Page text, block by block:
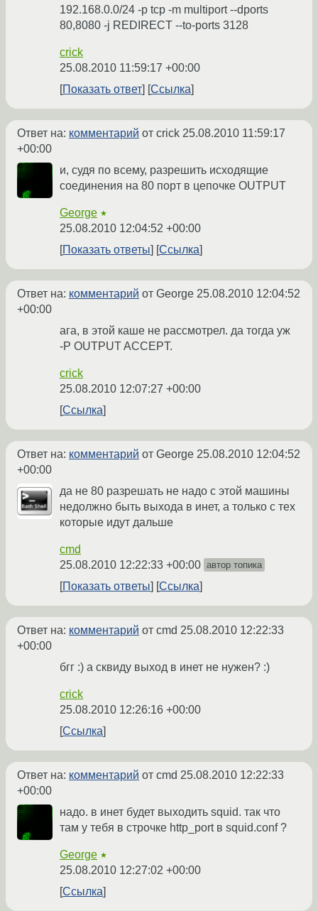
192.168.0.0/24 -p tcp -m multiport --dports
80,8080 -j REDIRECT --to-ports 3128
crick
25.08.2010 11:59:17 +00:00
Показать ответ
Ссылка
Ответ на: комментарий от crick 25.08.2010 11:59:17
+00:00
и, судя по всему, разрешить исходящие
соединения на 80 порт в цепочке OUTPUT
George ★
25.08.2010 12:04:52 +00:00
Показать ответы
Ссылка
Ответ на: комментарий от George 25.08.2010 12:04:52
+00:00
ага, в этой каше не рассмотрел. да тогда уж
-P OUTPUT ACCEPT.
crick
25.08.2010 12:07:27 +00:00
Ссылка
Ответ на: комментарий от George 25.08.2010 12:04:52
+00:00
да не 80 разрешать не надо с этой машины
недолжно быть выхода в инет, а только с тех
которые идут дальше
cmd
25.08.2010 12:22:33 +00:00 автор топика
Показать ответы Ссылка
Ответ на: комментарий от cmd 25.08.2010 12:22:33
+00:00
бгг :) а сквиду выход в инет не нужен? :)
crick
25.08.2010 12:26:16 +00:00
Ссылка
Ответ на: комментарий от cmd 25.08.2010 12:22:33
+00:00
надо. в инет будет выходить squid. так что
там у тебя в строчке http_port в squid.conf ?
George ★
25.08.2010 12:27:02 +00:00
Ссылка